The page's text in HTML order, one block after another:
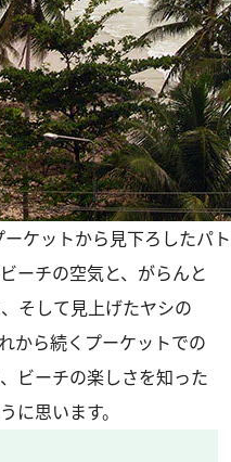
ケットから見下ろしたパ
ーチの空気と、がらんと
そして見上げたヤシの
から続くプーケットでの
ビーチの楽しさを知った
に思います。